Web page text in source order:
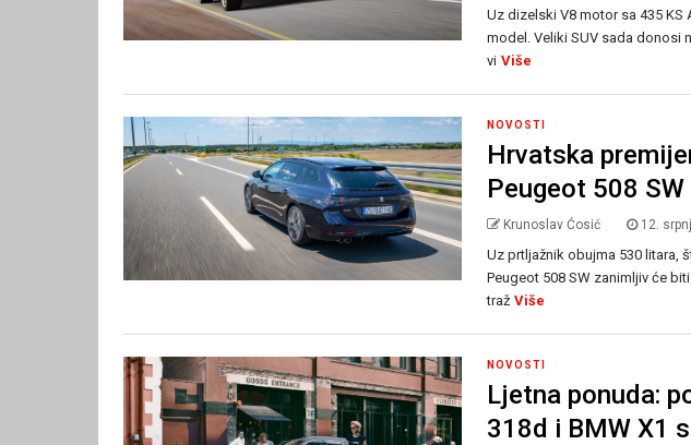
Uz dizelski V8 motor sa 435 KS
model. Veliki SUV sada donosi
vi Više
NOVOSTI
Hrvatska
Peugeot 508 SW
Krunoslav Ćosić 12.
Uz prtljažnik obujma 530 litara,
Peugeot 508 SW zanimljiv će
traž Više
NOVOSTI
Ljetna ponuda:
318d i BMW X1